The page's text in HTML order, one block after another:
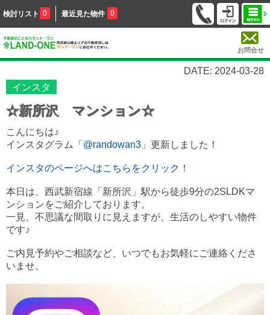
検討リスト 0 最近見た物件 0
お問合せ
DATE: 2024-03-28
インスタ
☆新所沢 マンション☆
こんにちは♪
インスタグラム「 @randowan3 」更新しました！
インスタのページへはこちらをクリック！
本日は、西武新宿線「新所沢」駅から徒歩9分の2SLDKマ
ンションをご紹介しております。
一見、不思議な間取りに見えますが、生活のしやすい物件
です♪
ご内見予約やご相談など、いつでもお気軽にご連絡くださ
いませ。